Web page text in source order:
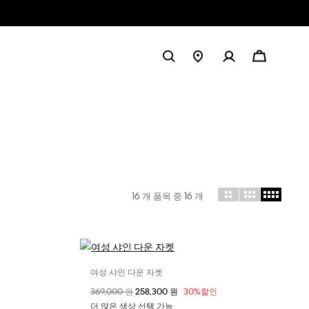
16 개 품목 중 16 개
XXS
XS
여성 샤인 다운 자켓
할인 전 가격
369,000 원할인된 가격
258,300 원 30%할인
더 많은 색상 선택 가능